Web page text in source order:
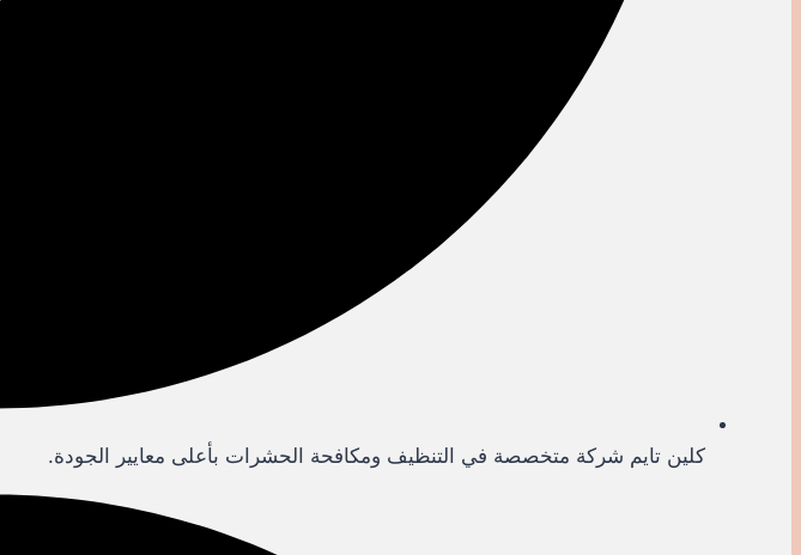
كلين تايم شركة متخصصة في التنظيف ومكافحة الحشرات بأعلى معايير الجودة.